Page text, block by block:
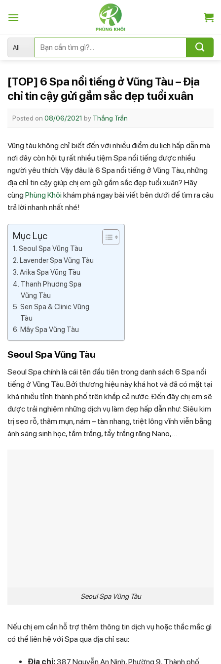
kiếm:
[TOP] 6 Spa nổi tiếng ở Vũng Tàu – Địa
chỉ tin cậy gửi gắm sắc đẹp tuổi xuân
Posted on 08/06/2021 by Thắng Trần
Vũng tàu không chỉ biết đến với nhiều điểm du lịch hấp dẫn mà
nơi đây còn hội tụ rất nhiều tiệm Spa nổi tiếng được nhiều
người yêu thích. Vậy đâu là 6 Spa nổi tiếng ở Vũng Tàu, những
địa chỉ tin cậy giúp chị em gửi gắm sắc đẹp tuổi xuân? Hãy
cùng Phùng Khôikhám phá ngay bài viết bên dưới để tìm ra câu
trả lời nhanh nhất nhé!
Mục Lục
Seoul Spa Vũng Tàu
Lavender Spa Vũng Tàu
Arika Spa Vũng Tàu
Thanh Phương Spa
Vũng Tàu
Sen Spa & Clinic Vũng
Tàu
Mây Spa Vũng Tàu
Seoul Spa Vũng Tàu
Seoul Spa chính là cái tên đầu tiên trong danh sách 6 Spa nổi
tiếng ở Vũng Tàu. Bởi thương hiệu này khá hot và đã có mặt tại
khá nhiều tỉnh thành phố trên khắp cả nước. Đến đây chị em sẽ
được trải nghiệm những dịch vụ làm đẹp hấp dẫn như: Siêu kim
trị sẹo rỗ, thâm mụn, nám – tàn nhang, triệt lông vĩnh viễn bằng
ánh sáng sinh học, tắm trắng, tẩy trắng răng Nano,…
Seoul Spa Vũng Tàu
Nếu chị em cần hỗ trợ thêm thông tin dịch vụ hoặc thắc mắc gì
có thể liên hệ với Spa qua địa chỉ sau:
Địa chỉ:387 Nguyễn An Ninh, Phường 9, Thành phố